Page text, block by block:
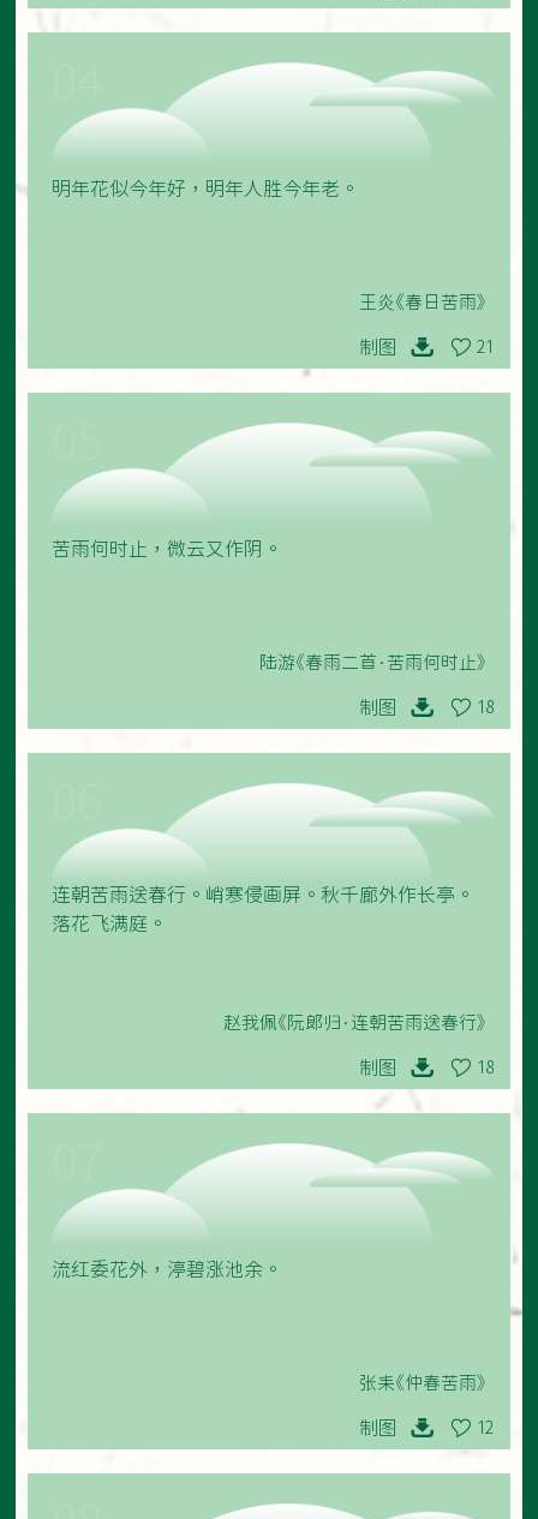
明年花似今年好，明年人胜今年老。
王炎《春日苦雨》
制图 21
苦雨何时止，微云又作阴。
陆游《春雨二首·苦雨何时止》
制图 18
连朝苦雨送春行。峭寒侵画屏。秋千廊外作长亭。
落花飞满庭。
赵我佩《阮郎归·连朝苦雨送春行》
制图 18
流红委花外，渟碧涨池余。
张耒《仲春苦雨》
制图 12